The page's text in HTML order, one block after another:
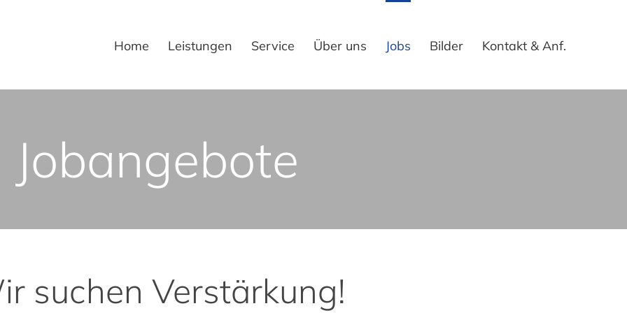
Home Leistungen Service Über uns Jobs Bilder Kontakt & Anf.
Jobangebote
suchen Verstärkung!